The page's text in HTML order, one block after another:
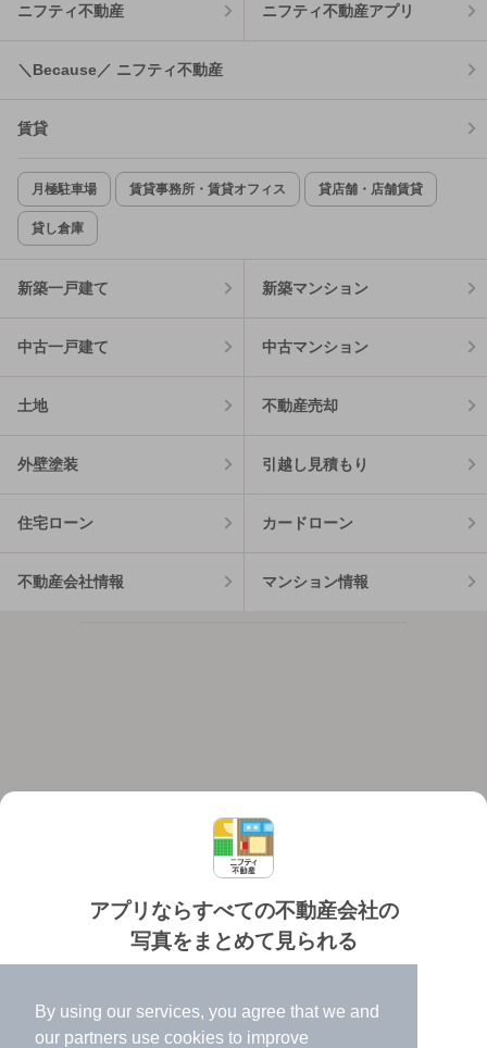
By using our services, you agree that we and
our partners use cookies to improve
アプリならすべての不動産会社の
写真をまとめて見られる
✔️
高速表示で似た物件も見つけやすい
ニフティ不動産 ニフティ不動産アプリ
＼Because／ ニフティ不動産
賃貸
月極駐車場 賃貸事務所・賃貸オフィス 貸店舗・店舗賃貸
貸し倉庫
新築一戸建て 新築マンション
中古一戸建て 中古マンション
土地 不動産売却
外壁塗装 引越し見積もり
住宅ローン カードローン
不動産会社情報 マンション情報
個人情報保護ポリシー 利用規約